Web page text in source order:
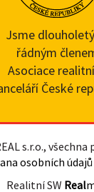
Jsme
řádným
Asociace
České
s.r.o., všechna
osobních údajů
Realitní SW Real